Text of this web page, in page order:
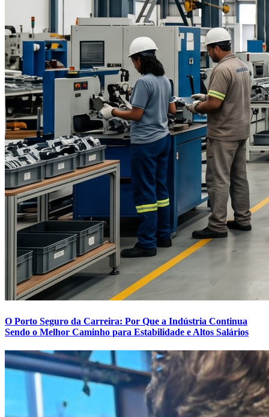
O Porto Seguro da Carreira: Por Que a Indústria Continua
Sendo o Melhor Caminho para Estabilidade e Altos Salários